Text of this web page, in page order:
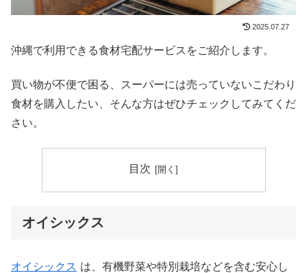
2025.07.27
沖縄で利用できる食材宅配サービスをご紹介します。
買い物が不便で困る、スーパーには売っていないこだわり
食材を購入したい、そんな方はぜひチェックしてみてくだ
さい。
目次
オイシックス
オイシックス は、有機野菜や特別栽培などを含む安心し